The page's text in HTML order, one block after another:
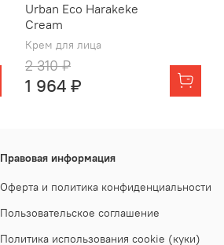
Urban Eco Harakeke
Cream
Крем для лица
2 310 ₽
1 964 ₽
Правовая информация
Оферта и политика конфиденциальности
Пользовательское соглашение
Политика использования cookie (куки)